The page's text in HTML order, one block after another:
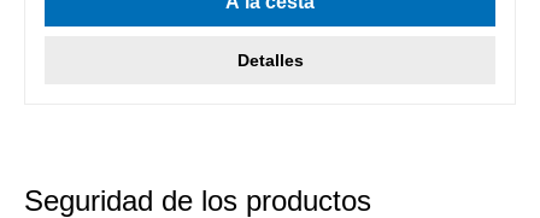
Detalles
Seguridad de los productos